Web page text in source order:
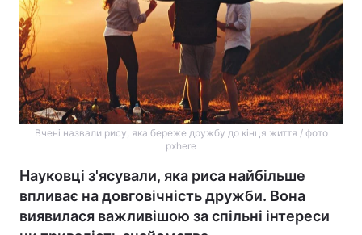
Вчені назвали рису, яка береже дружбу до кінця життя / фото
pxhere
Науковці з'ясували, яка риса найбільше
впливає на довговічність дружби. Вона
виявилася важливішою за спільні інтереси